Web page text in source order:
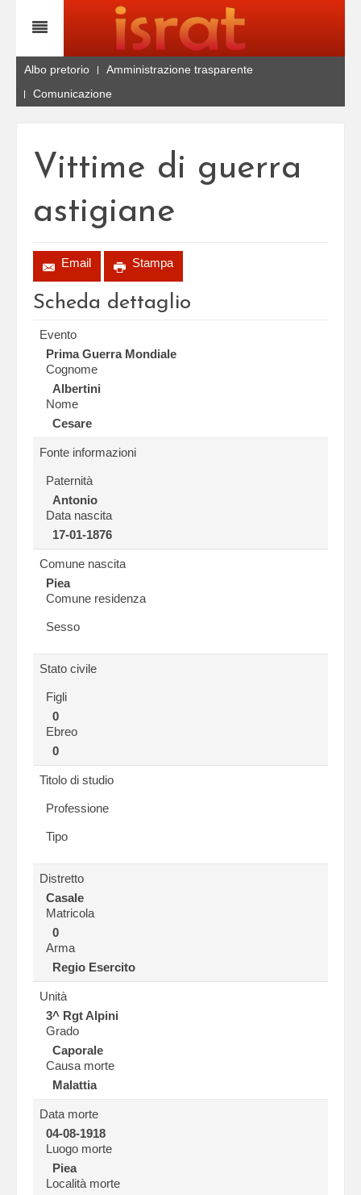
Albo pretorio
Amministrazione trasparente
Comunicazione
Vittime di guerra
astigiane
Email Stampa
Scheda dettaglio
Evento
Prima Guerra Mondiale
Cognome
Albertini
Nome
Cesare
Fonte informazioni
Paternità
Antonio
Data nascita
17-01-1876
Comune nascita
Piea
Comune residenza
Sesso
Stato civile
Figli
0
Ebreo
0
Titolo di studio
Professione
Tipo
Distretto
Casale
Matricola
0
Arma
Regio Esercito
Unità
3^ Rgt Alpini
Grado
Caporale
Causa morte
Malattia
Data morte
04-08-1918
Luogo morte
Piea
Località morte